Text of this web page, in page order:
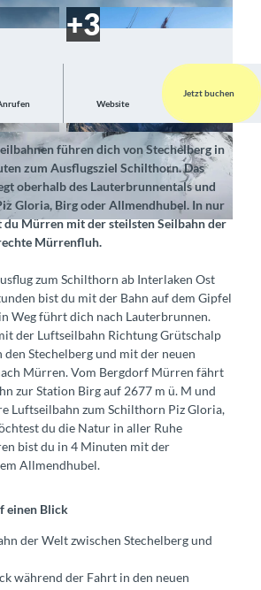
AG |CC-BY-SA
AG
|CC-BY-SA
CC-BY-SA
Website
Jetzt buchen
Richtung 360-Grad
führen dich von Stechelberg in
zum Ausflugsziel Schilthorn. Das
oberhalb des Lauterbrunnentals und
Gloria, Birg oder Allmendhubel. In nur
Mürren mit der steilsten Seilbahn der
Mürrenfluh.
zum Schilthorn ab Interlaken Ost
bist du mit der Bahn auf dem Gipfel
Weg führt dich nach Lauterbrunnen.
der Luftseilbahn Richtung Grütschalp
Stechelberg und mit der neuen
Mürren. Vom Bergdorf Mürren fährt
zur Station Birg auf 2677 m ü. M und
Luftseilbahn zum Schilthorn Piz Gloria,
du die Natur in aller Ruhe
bist du in 4 Minuten mit der
Allmendhubel.
einen Blick
der Welt zwischen Stechelberg und
während der Fahrt in den neuen